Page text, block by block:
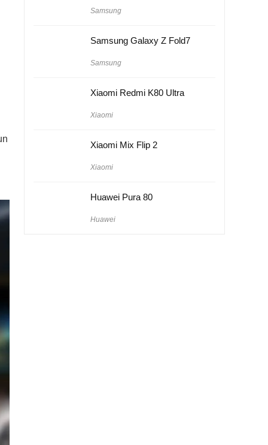
Samsung
Samsung Galaxy Z Fold7
Samsung
Xiaomi Redmi K80 Ultra
Xiaomi
Xiaomi Mix Flip 2
Xiaomi
Huawei Pura 80
Huawei